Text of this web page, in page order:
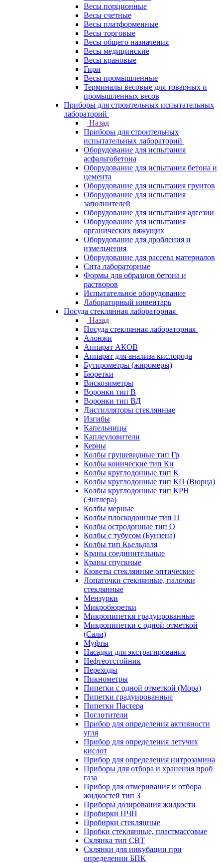
Весы порционные
Весы счетные
Весы платформенные
Весы торговые
Весы общего назначения
Весы медицинские
Весы крановые
Гири
Весы промышленные
Терминалы весовые для товарных и
промышленных весов
Приборы для строительных испытательных
лабораторий
Назад
Приборы для строительных
испытательных лабораторий
Оборудование для испытания
асфальтобетона
Оборудование для испытания бетона и
цемента
Оборудование для испытания грунтов
Оборудование для испытания
заполнителей
Оборудование для испытания адгезии
Оборудование для испытания
органических вяжущих
Оборудование для дробления и
измельчения
Оборудование для рассева материалов
Сита лабораторные
Формы для образцов бетона и
растворов
Испытательное оборудование
Лабораторный инвентарь
Посуда стеклянная лабораторная
Назад
Посуда стеклянная лабораторная
Алонжи
Аппарат АКОВ
Аппарат для анализа кислорода
Бутирометры (жиромеры)
Бюретки
Вискозиметры
Воронки тип В
Воронки тип ВД
Дистилляторы стеклянные
Изгибы
Капельницы
Каплеуловители
Керны
Колбы грушевидные тип Гр
Колбы конические тип Кн
Колбы круглодонные тип К
Колбы круглодонные тип КП (Вюрца)
Колбы круглодонные тип КРН
(Энглера)
Колбы мерные
Колбы плоскодонные тип П
Колбы остродонные тип О
Колбы с тубусом (Бунзена)
Колбы тип Кьельдаля
Краны соединительные
Краны спускные
Кюветы стеклянные оптические
Лопаточки стеклянные, палочки
стеклянные
Мензурки
Микробюретки
Микропипетки градуированные
Микропипетки с одной отметкой
(Сали)
Муфты
Насадки для экстрагирования
Нефтеотстойник
Переходы
Пикнометры
Пипетки с одной отметкой (Мора)
Пипетки градуированные
Пипетки Пастера
Поглотители
Прибор для определения активности
угля
Прибор для определения летучих
кислот
Прибор для определения нитрозамина
Приборы для отбора и хранения проб
газа
Прибор для отмеривания и отбора
жидкостей тип 3
Приборы дозирования жидкости
Пробирки ПЧП
Пробирки стеклянные
Пробки стеклянные, пластмассовые
Склянка тип СВТ
Склянки для инкубации при
определении БПК